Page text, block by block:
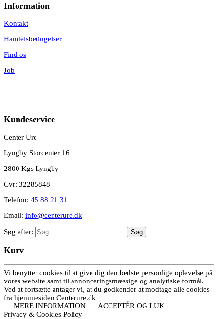
Information
Kontakt
Handelsbetingelser
Find os
Job
Kundeservice
Center Ure
Lyngby Storcenter 16
2800 Kgs Lyngby
Cvr: 32285848
Telefon: 45 88 21 31
Email: info@centerure.dk
Søg efter:
Kurv
Vi benytter cookies til at give dig den bedste personlige oplevelse på
vores website samt til annonceringsmæssige og analytiske formål.
Ved at fortsætte antager vi, at du godkender at modtage alle cookies
fra hjemmesiden Centerure.dk
MERE INFORMATION
ACCEPTÉR OG LUK
Privacy & Cookies Policy